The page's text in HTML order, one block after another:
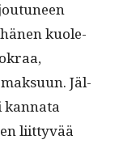
kuole­
Jäl­
kan­na­ta
liit­tyvää